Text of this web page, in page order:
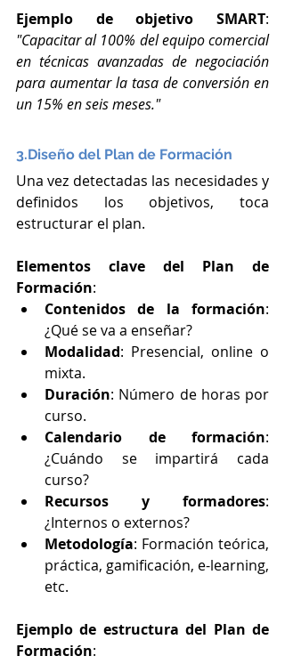
Ejemplo de objetivo SMART
"Capacitar al 100% del equipo comercial
en técnicas avanzadas de negociación
para aumentar la tasa de conversión en
un 15% en seis meses."
3.Diseño del Plan de Formación
Una vez detectadas las necesidades y
definidos los objetivos, toca
estructurar el plan.
Elementos clave del Plan de
Formación:
Contenidos de la formación:
¿Qué se va a enseñar?
Modalidad: Presencial, online o
mixta.
Duración: Número de horas por
curso.
Calendario de formación:
¿Cuándo se impartirá cada
curso?
Recursos y formadores:
¿Internos o externos?
Metodología: Formación teórica,
práctica, gamificación, e-learning,
etc.
Ejemplo de estructura del Plan de
Formación: